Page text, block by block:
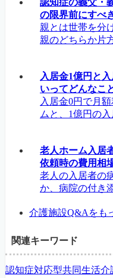
認知症の義父・
の限界前にすべ
親とは世帯を分
親のどちらか片
入居金1億円と
いってどんなこ
入居金0円で月
ムと、1億円の
老人ホーム入居
依頼時の費用相
老人の入居者の
か、病院の付き
介護施設Q&Aをも
関連キーワード
認知症対応型共同生活介